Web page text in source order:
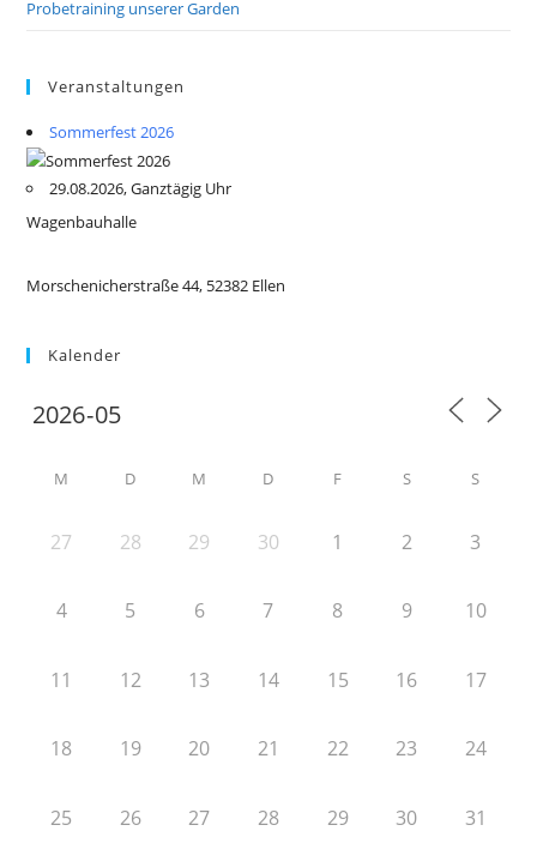
Probetraining unserer Garden
Veranstaltungen
Sommerfest 2026
29.08.2026, Ganztägig Uhr
Wagenbauhalle
Morschenicherstraße 44, 52382 Ellen
Kalender
M D M D F S S
27 28 29 30 1 2 3
4 5 6 7 8 9 10
11 12 13 14 15 16 17
18 19 20 21 22 23 24
25 26 27 28 29 30 31